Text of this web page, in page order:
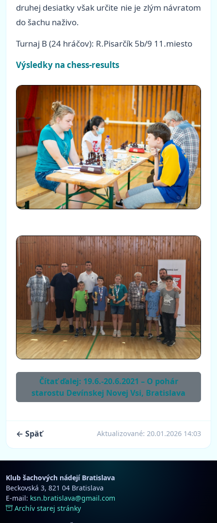
druhej desiatky však určite nie je zlým návratom
do šachu naživo.
Turnaj B (24 hráčov): R.Pisarčík 5b/9 11.miesto
Výsledky na chess-results
Čítať ďalej: 19.6.-20.6.2021 – O pohár
starostu Devínskej Novej Vsi, Bratislava
← Späť Aktualizované: 20.01.2026 14:03
Klub šachových nádejí Bratislava
Beckovská 3, 821 04 Bratislava
E-mail: ksn.bratislava@gmail.com
Archív starej stránky